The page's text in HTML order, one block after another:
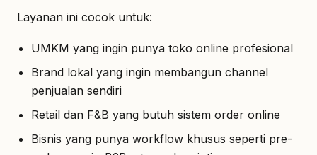
Layanan ini cocok untuk:
UMKM yang ingin punya toko online profesional
Brand lokal yang ingin membangun channel
penjualan sendiri
Retail dan F&B yang butuh sistem order online
Bisnis yang punya workflow khusus seperti pre-